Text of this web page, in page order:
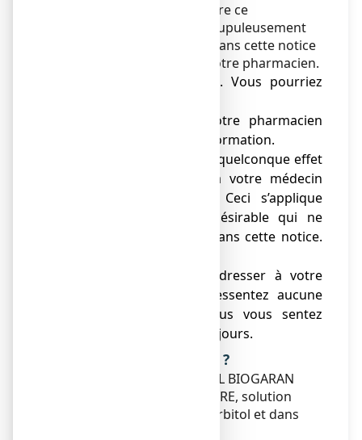
Vous devez toujours prendre ce
médicament en suivant scrupuleusement
les informations fournies dans cette notice
ou par votre médecin ou votre pharmacien.
● Gardez cette notice. Vous pourriez
● Adressez-vous à votre pharmacien
pour tout conseil ou information.
● Si vous ressentez un quelconque effet
indésirable, parlez-en à votre médecin
ou votre pharmacien. Ceci s’applique
aussi à tout effet indésirable qui ne
serait pas mentionné dans cette notice.
● Vous devez vous adresser à votre
médecin si vous ne ressentez aucune
amélioration ou si vous vous sentez
moins bien après 8 à 10 jours.
Que contient cette notice ?
1. Qu'est-ce que AMBROXOL BIOGARAN
CONSEIL 0,6 % SANS SUCRE, solution
buvable édulcorée au sorbitol et dans